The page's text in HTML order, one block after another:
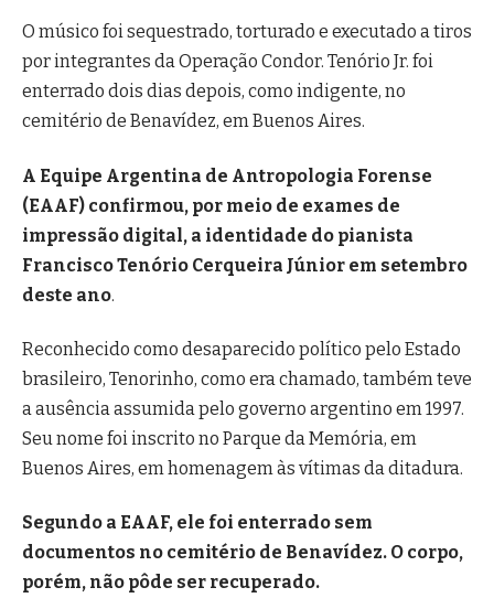
O músico foi sequestrado, torturado e executado a tiros
por integrantes da Operação Condor. Tenório Jr. foi
enterrado dois dias depois, como indigente, no
cemitério de Benavídez, em Buenos Aires.
A Equipe Argentina de Antropologia Forense
(EAAF) confirmou, por meio de exames de
impressão digital, a identidade do pianista
Francisco Tenório Cerqueira Júnior em setembro
deste ano.
Reconhecido como desaparecido político pelo Estado
brasileiro, Tenorinho, como era chamado, também teve
a ausência assumida pelo governo argentino em 1997.
Seu nome foi inscrito no Parque da Memória, em
Buenos Aires, em homenagem às vítimas da ditadura.
Segundo a EAAF, ele foi enterrado sem
documentos no cemitério de Benavídez. O corpo,
porém, não pôde ser recuperado.